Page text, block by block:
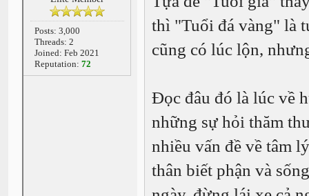
Posts: 3,000
Threads: 2
Joined: Feb 2021
Reputation: 72
thì "Tuổi đá vàng" là
cũng có lúc lộn,
Đọc đâu đó là lúc về
những sự hỏi thăm
nhiều vấn đề về tâm
thân biết phận và